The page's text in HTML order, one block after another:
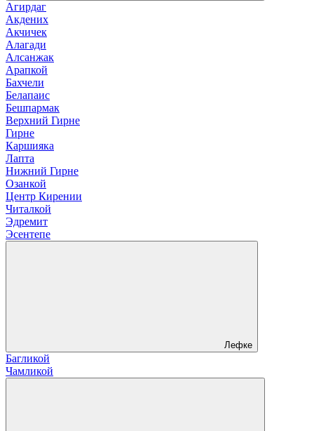
Агирдаг
Акдених
Акчичек
Алагади
Алсанжак
Арапкой
Бахчели
Белапаис
Бешпармак
Верхний Гирне
Гирне
Каршияка
Лапта
Нижний Гирне
Озанкой
Центр Кирении
Читалкой
Эдремит
Эсентепе
Лефке
Багликой
Чамликой